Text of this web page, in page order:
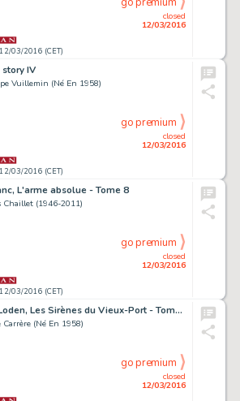
03/2016 (CET)
closed
12/03/2016
story IV
Vuillemin (Né En 1958)
03/2016 (CET)
closed
12/03/2016
go premium
L'arme absolue - Tome 8
Chaillet (1946-2011)
03/2016 (CET)
closed
12/03/2016
go premium
Léo Loden, Les Sirènes du Vieux-Port - Tome 2
Carrère (Né En 1958)
closed
12/03/2016
go premium